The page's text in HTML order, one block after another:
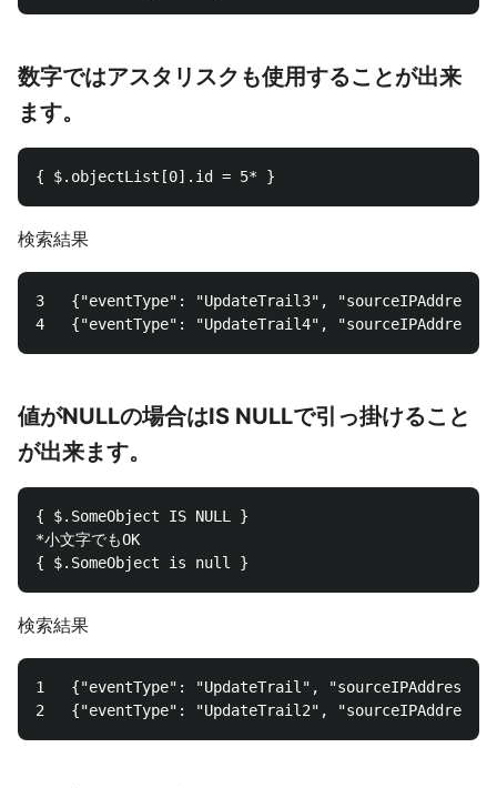
数字ではアスタリスクも使用することが出来
ます。
検索結果
3	{"eventType": "UpdateTrail3", "sourceIPAddress": "120.0.0.1", "arrayKey": ["value", "another value"], "objectList": [{ "name": "e", "id": 500},{"name": "f", "id": 600}], "SomeObject": "a", "ThisFlag": true}
値がNULLの場合はIS NULLで引っ掛けること
が出来ます。
{ $.SomeObject IS NULL }
*小文字でもOK
検索結果
1	{"eventType": "UpdateTrail", "sourceIPAddress": "111.111.111.111", "arrayKey": ["value", "another value"], "objectList": [{ "name": "a", "id": 1},{"name": "b", "id": 2}], "SomeObject": null, "ThisFlag": true}